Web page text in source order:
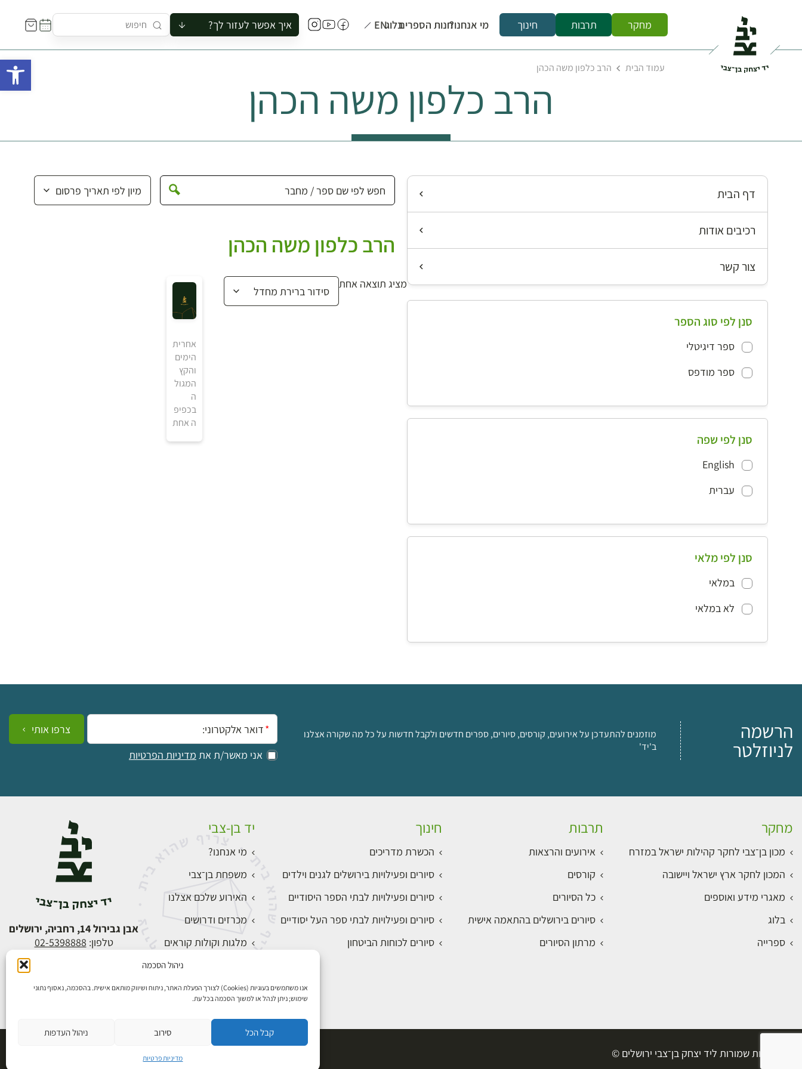
ניהול הסכמה
אנו משתמשים בעוגיות (Cookies) לצורך הפעלת האתר, ניתוח ושיווק מותאם אישית. בהסכמה, נאסוף נתוני
שימוש; ניתן לנהל או למשוך הסכמה בכל עת.
קבל הכל סירוב ניהול העדפות
מדיניות פרטיות
מחקר תרבות חינוך מי אנחנו?חנות הספריםבלוגEN איך אפשר לעזור לך?
להזמין סיור לקבוצה
לקנות ספר
לבקר בספרייה
לתאם ביקור בצריף
עמוד הבית הרב כלפון משה הכהן
הרב כלפון משה הכהן
דף הבית
רכיבים אודות
צור קשר
סנן לפי סוג הספר
ספר דיגיטלי
ספר מודפס
סנן לפי שפה
English
עברית
סנן לפי מלאי
במלאי
לא במלאי
הרב כלפון משה הכהן
מציג תוצאה אחת
אחרית
הימים
והקץ
המגול
ה
בכפיפ
ה אחת
הרשמה
לניוזלטר
מוזמנים להתעדכן על אירועים, קורסים, סיורים, ספרים חדשים ולקבל חדשות על כל מה שקורה אצלנו
ב'יד'
אימייל:
אני מאשר/ת את מדיניות הפרטיות
צרפו אותי
מחקר
מכון בן־צבי לחקר קהילות ישראל במזרח
המכון לחקר ארץ ישראל ויישובה
מאגרי מידע ואוספים
בלוג
ספרייה
תרבות
אירועים והרצאות
קורסים
כל הסיורים
סיורים בירושלים בהתאמה אישית
מרתון הסיורים
חינוך
הכשרת מדריכים
סיורים ופעילויות בירושלים לגנים וילדים
סיורים ופעילויות לבתי הספר היסודיים
סיורים ופעילויות לבתי ספר העל יסודיים
סיורים לכוחות הביטחון
יד בן-צבי
מי אנחנו?
משפחת בן־צבי
האירוע שלכם אצלנו
מכרזים ודרושים
מלגות וקולות קוראים
התחברות
אבן גבירול 14, רחביה, ירושלים
טלפון: 02-5398888
כל הזכויות שמורות ליד יצחק בן־צבי ירושלים ©